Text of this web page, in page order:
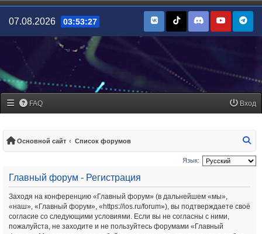
07.08.2026 03:53:27
FAQ Вход
Основной сайт Список форумов
Язык:
Главный форум - Регистрация
Заходя на конференцию «Главный форум» (в дальнейшем «мы»,
«наш», «Главный форум», «https://ios.ru/forum»), вы подтверждаете своё
согласие со следующими условиями. Если вы не согласны с ними,
пожалуйста, не заходите и не пользуйтесь форумами «Главный